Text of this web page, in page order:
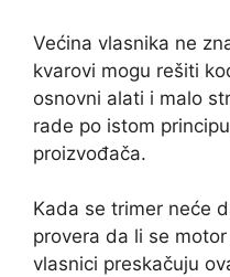
Većina vlasnika ne
kvarovi mogu rešiti
osnovni alati i malo
rade po istom
proizvođača.
Kada se trimer neće
provera da li se
vlasnici preskačuju